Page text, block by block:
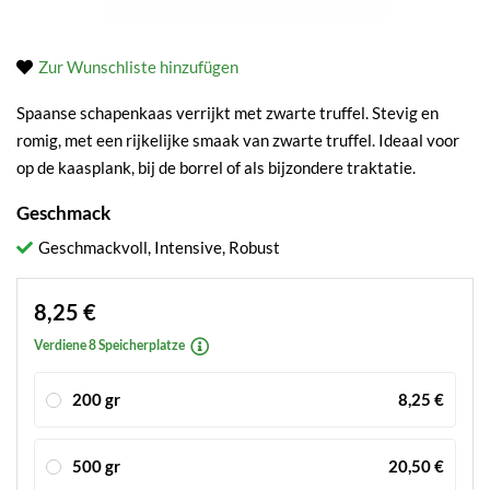
Zur Wunschliste hinzufügen
Spaanse schapenkaas verrijkt met zwarte truffel. Stevig en
romig, met een rijkelijke smaak van zwarte truffel. Ideaal voor
op de kaasplank, bij de borrel of als bijzondere traktatie.
Geschmack
Geschmackvoll, Intensive, Robust
8,25 €
Verdiene 8 Speicherplatze
200 gr 8,25 €
500 gr 20,50 €